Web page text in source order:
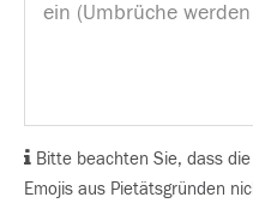
Bitte beachten Sie, dass
Emojis aus Pietätsgründen